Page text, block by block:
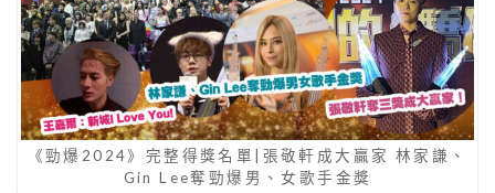
《勁爆2024》完整得獎名單|張敬軒成大贏家 林家謙、
Gin Lee奪勁爆男、女歌手金獎